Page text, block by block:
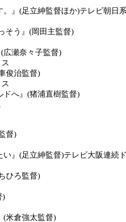
。』(足立紳監督ほか)テレビ朝日
そう』(岡田主監督)
広瀬奈々子監督)
俊治監督)
ドへ』(猪浦直樹監督)
督)
い』(足立紳監督)テレビ大阪連続
ひろ監督)
)
(米倉強太監督)